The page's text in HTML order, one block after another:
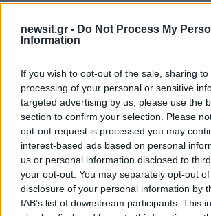
newsit.gr - Do Not Process My
Information
If you wish to opt-out of the sale, sharing
processing of your personal or sensitive
targeted advertising by us, please use the
section to confirm your selection. Please
opt-out request is processed you may
interest-based ads based on personal
us or personal information disclosed to
your opt-out. You may separately opt-out
disclosure of your personal information by
IAB’s list of downstream participants. This
Υποβολή σχολίου
Όροι Χρήσης. Το site προστατεύεται από
Πολιτική Απορρήτου
& Όροι Χρήσης της Google.
Lifestyle
ΖΕΤΑ
Share: